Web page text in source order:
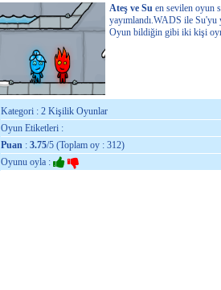
Ateş ve Su en sevilen oyun
yayımlandı.WADS ile
Oyun bildiğin gibi iki kişi
Kategori : 2 Kişilik Oyunlar
Oyun Etiketleri :
Puan : 3.75/5 (Toplam oy : 312)
Oyunu oyla :